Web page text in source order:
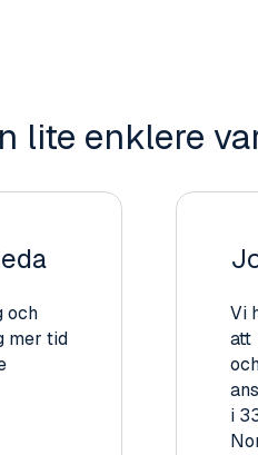
lite enklere
och
mer tid
Vi
att
i